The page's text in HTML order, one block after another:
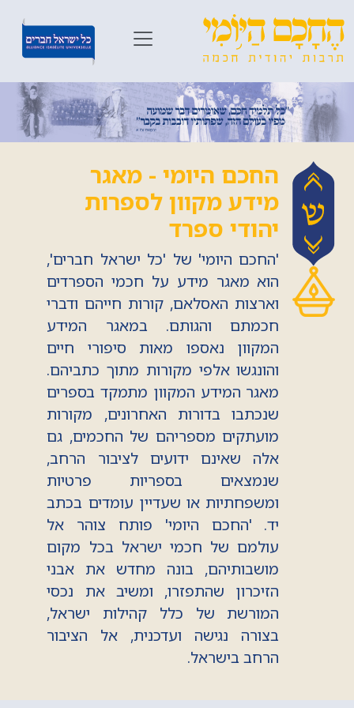
החכם היומי - מאגר
מידע מקוון לספרות
יהודי ספרד
'החכם היומי' של 'כל ישראל חברים',
הוא מאגר מידע על חכמי הספרדים
וארצות האסלאם, קורות חייהם ודברי
חכמתם והגותם. במאגר המידע
המקוון נאספו מאות סיפורי חיים
והונגשו אלפי מקורות מתוך כתביהם.
מאגר המידע המקוון מתמקד בספרים
שנכתבו בדורות האחרונים, מקורות
מועתקים מספריהם של החכמים, גם
אלה שאינם ידועים לציבור הרחב,
שנמצאים בספריות פרטיות
ומשפחתיות או שעדיין עומדים בכתב
יד. 'החכם היומי' פותח צוהר אל
עולמם של חכמי ישראל בכל מקום
מושבותיהם, בונה מחדש את אבני
הזיכרון שהתפזרו, ומשיב את נכסי
המורשת של כלל קהילות ישראל,
בצורה נגישה ועדכנית, אל הציבור
הרחב בישראל.